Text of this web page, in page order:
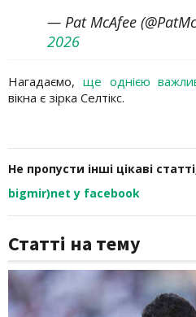
— Pat McAfee
2026
Нагадаємо, ще однією
вікна є зірка Селтікс.
Не пропусти інші цікаві
bigmir)net у facebook
Статті на тему